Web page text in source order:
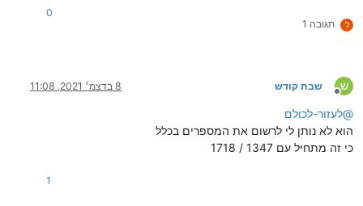
ל תגובה 1
0
ש
מנותק
שבת קודש 8 בדצמ׳ 2021, 11:08
@לעזור-לכולם
הוא לא נותן לי לרשום את המספרים בכלל
כי זה מתחיל עם 1347 / 1718
1